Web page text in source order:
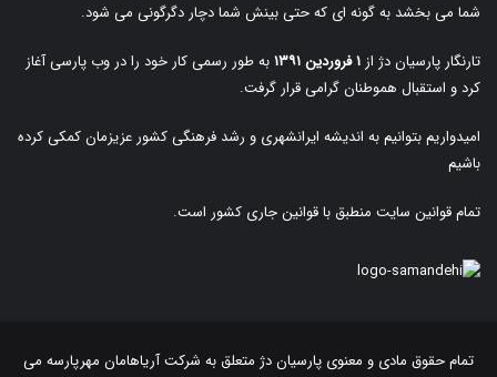
شما می بخشد به گونه ای که حتی بینش شما دچار دگرگونی می شود.
تارنگار پارسیان دژ از ۱ فروردین ۱۳۹۱
به طور رسمی کار خود را در وب پارسی آغاز
کرد و استقبال هموطنان گرامی قرار گرفت.
امیدواریم بتوانیم به اندیشه ایرانشهری و رشد فرهنگی کشور عزیزمان کمکی کرده
باشیم
تمام قوانین سایت منطبق با قوانین جاری کشور است.
تمام حقوق مادی و معنوی پارسیان دژ متعلق به شرکت آریاهامان مهرپارسه می